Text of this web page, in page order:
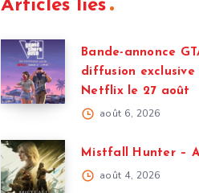
Articles liés
Bande-annonce
diffusion exclusive
Netflix le 27 août
août 6, 2026
Mistfall Hunter –
août 4, 2026